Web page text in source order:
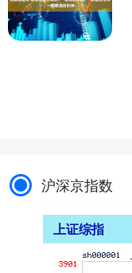
沪深京指数
上证综指